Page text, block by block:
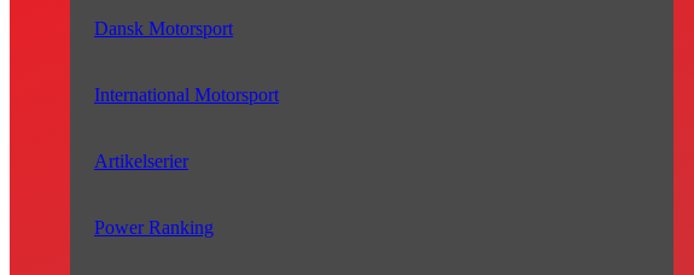
Dansk Motorsport
International Motorsport
Artikelserier
Power Ranking